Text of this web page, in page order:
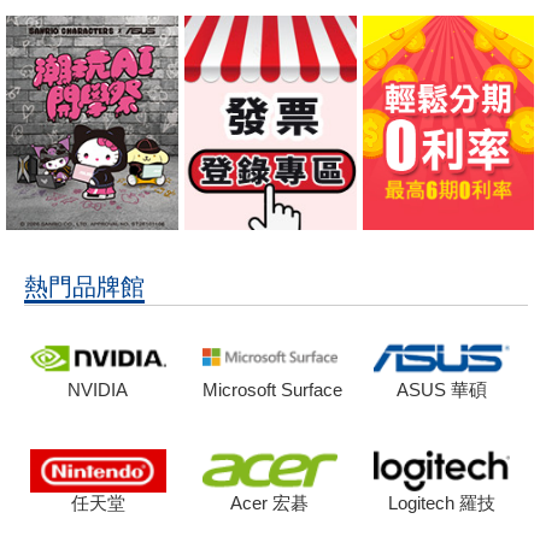
熱門品牌館
NVIDIA Microsoft Surface ASUS 華碩
任天堂 Acer 宏碁 Logitech 羅技